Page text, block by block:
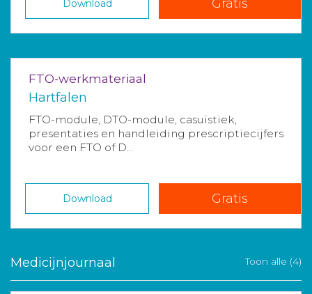
Download Gratis
FTO-werkmateriaal
Hartfalen
FTO-module, DTO-module, casuïstiek,
presentaties en handleiding prescriptiecijfers
voor een FTO of D...
Download Gratis
Medicijnjournaal Toon alle (4)